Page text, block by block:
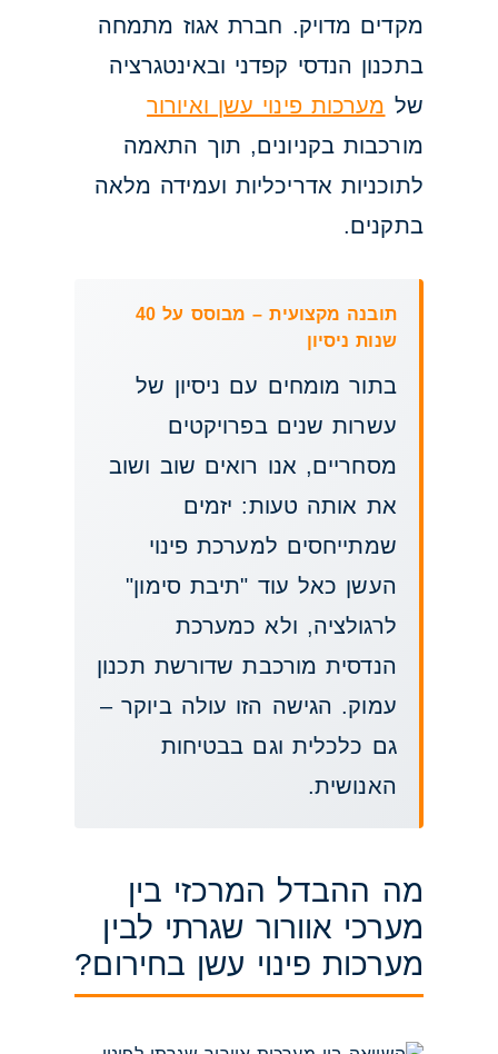
מקדים מדויק. חברת אגוז מתמחה
בתכנון הנדסי קפדני ובאינטגרציה
של מערכות פינוי עשן ואיורור
מורכבות בקניונים, תוך התאמה
לתוכניות אדריכליות ועמידה מלאה
בתקנים.
תובנה מקצועית – מבוסס על 40
שנות ניסיון
בתור מומחים עם ניסיון של
עשרות שנים בפרויקטים
מסחריים, אנו רואים שוב ושוב
את אותה טעות: יזמים
שמתייחסים למערכת פינוי
העשן כאל עוד "תיבת סימון"
לרגולציה, ולא כמערכת
הנדסית מורכבת שדורשת תכנון
עמוק. הגישה הזו עולה ביוקר –
גם כלכלית וגם בבטיחות
האנושית.
מה ההבדל המרכזי בין
מערכי אוורור שגרתי לבין
מערכות פינוי עשן בחירום?